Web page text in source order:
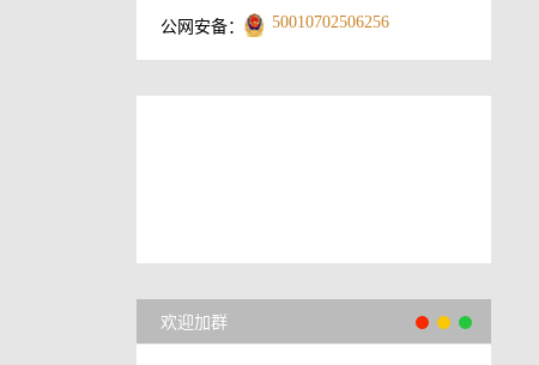
公网安备： 50010702506256
欢迎加群